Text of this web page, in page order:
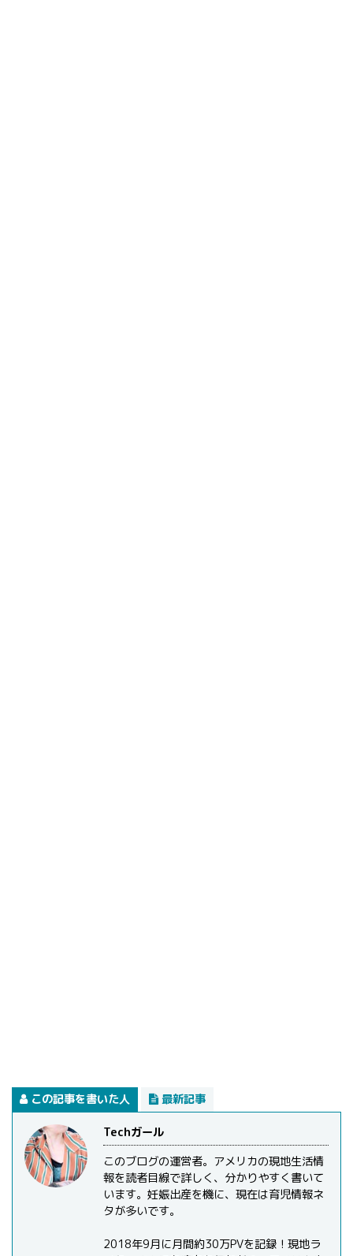
この記事を書いた人 最新記事
Techガール
このブログの運営者。アメリカの現地生活情
報を読者目線で詳しく、分かりやすく書いて
います。妊娠出産を機に、現在は育児情報ネ
タが多いです。
2018年9月に月間約30万PVを記録！現地ラ